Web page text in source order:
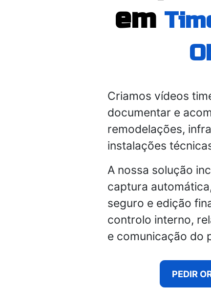
em
Criamos vídeos
documentar e
remodelações,
instalações
A nossa solução
captura
seguro e edição
controlo interno,
e comunicação do
PEDIR